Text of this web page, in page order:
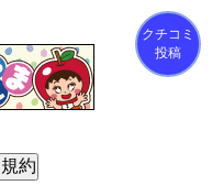
クチコミ
投稿